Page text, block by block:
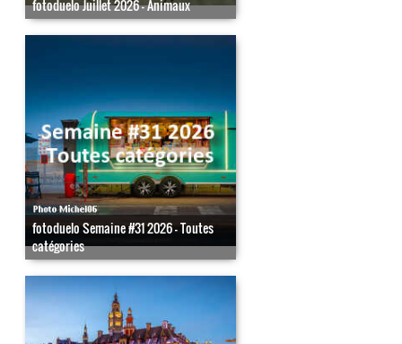
fotoduelo Juillet 2026 - Animaux
fotoduelo Semaine #31 2026 - Toutes
catégories